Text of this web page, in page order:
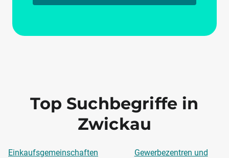
Top Suchbegriffe in
Zwickau
Einkaufsgemeinschaften
Gewerbezentren und